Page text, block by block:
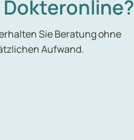
Sie Beratung ohne
Aufwand.